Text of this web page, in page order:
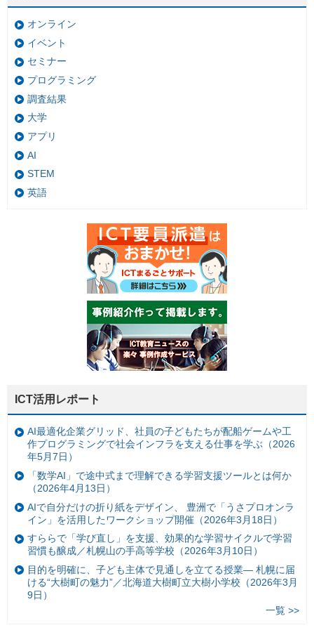
オンライン
イベント
セミナー
プログラミング
調査結果
大学
アプリ
AI
STEM
英語
ICT活用レポート
AI最適化企業グリッド、社員の子どもたちが配船ゲームや工
作プログラミングで社会インフラを支える仕事を学ぶ（2026
年5月7日）
「数学AI」で途中式まで理解できる学習支援ツールとは何か
（2026年4月13日）
AIで自分だけの折り紙をデザイン、 豊洲で「うさプロオンラ
イン」を活用したワークショップ開催（2026年3月18日）
すららで「学び直し」を支援、効果的な学習サイクルで学習
習慣も醸成／札幌山の手高等学校（2026年3月10日）
目的を明確に、子ども主体で見通しを立てる授業— 札幌に届
ける“大樹町の魅力”／北海道大樹町立大樹小学校（2026年3月
9日）
一覧 >>